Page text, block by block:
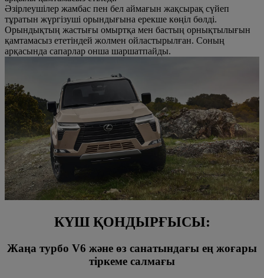
Әзірлеушілер жамбас пен бел аймағын жақсырақ сүйеп
тұратын жүргізуші орындығына ерекше көңіл бөлді.
Орындықтың жастығы омыртқа мен бастың орнықтылығын
қамтамасыз ететіндей жолмен ойластырылған. Соның
арқасында сапарлар онша шаршатпайды.
КҮШ ҚОНДЫРҒЫСЫ:
Жаңа турбо V6 және өз санатындағы ең жоғары
тіркеме салмағы